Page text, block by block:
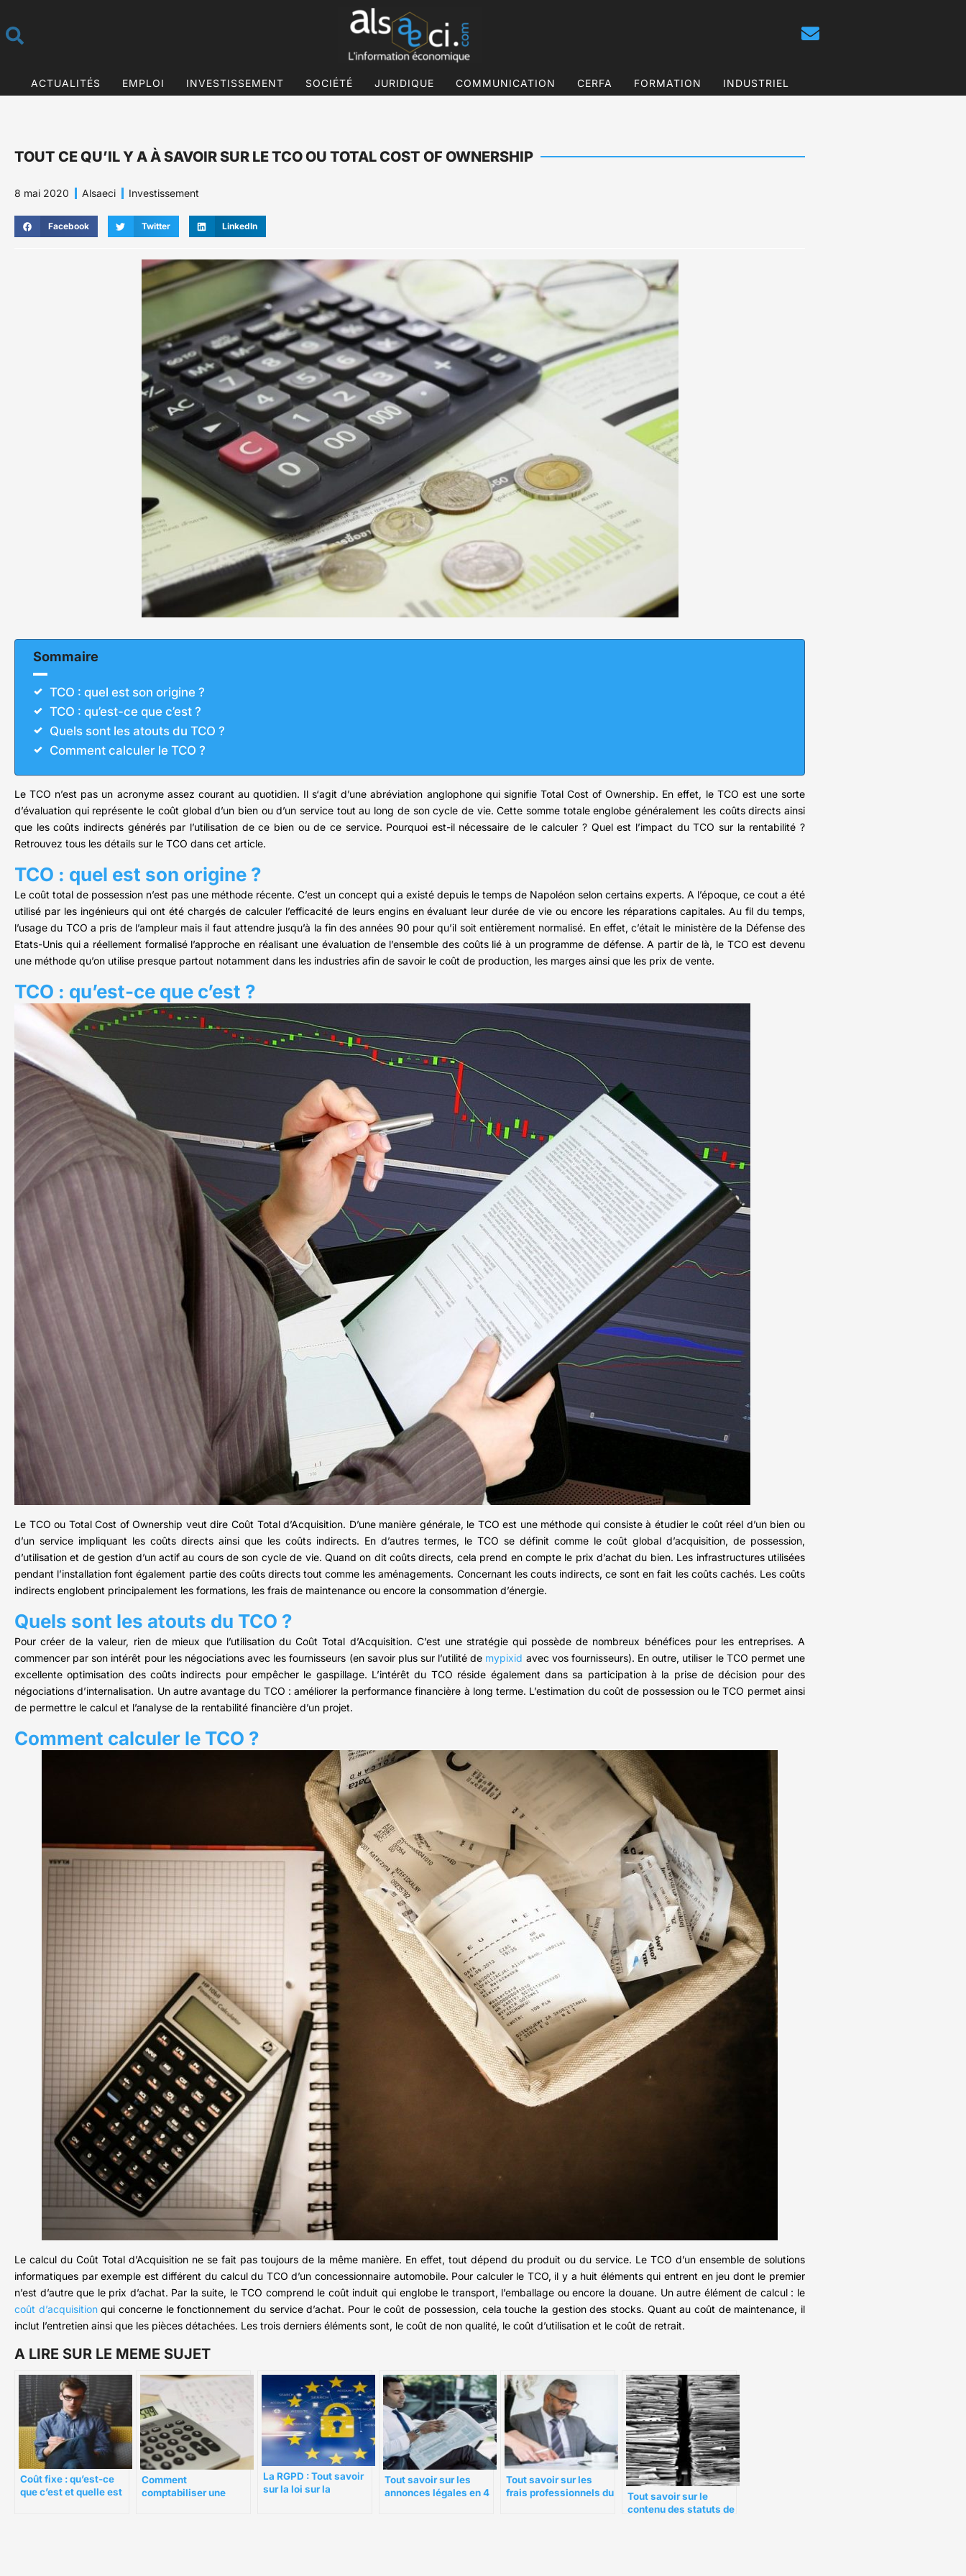
ACTUALITÉS EMPLOI INVESTISSEMENT SOCIÉTÉ JURIDIQUE COMMUNICATION CERFA FORMATION INDUSTRIEL
TOUT CE QU’IL Y A À SAVOIR SUR LE TCO OU TOTAL COST OF OWNERSHIP
8 mai 2020 Alsaeci Investissement
Facebook Twitter LinkedIn
Sommaire
TCO : quel est son origine ?
TCO : qu’est-ce que c’est ?
Quels sont les atouts du TCO ?
Comment calculer le TCO ?
Le TCO n’est pas un acronyme assez courant au quotidien. Il s‘agit d’une abréviation anglophone qui signifie Total Cost of Ownership. En effet, le TCO est une sorte
d’évaluation qui représente le coût global d’un bien ou d’un service tout au long de son cycle de vie. Cette somme totale englobe généralement les coûts directs ainsi
que les coûts indirects générés par l’utilisation de ce bien ou de ce service. Pourquoi est-il nécessaire de le calculer ? Quel est l’impact du TCO sur la rentabilité ?
Retrouvez tous les détails sur le TCO dans cet article.
TCO : quel est son origine ?
Le coût total de possession n’est pas une méthode récente. C’est un concept qui a existé depuis le temps de Napoléon selon certains experts. A l’époque, ce cout a été
utilisé par les ingénieurs qui ont été chargés de calculer l’efficacité de leurs engins en évaluant leur durée de vie ou encore les réparations capitales. Au fil du temps,
l’usage du TCO a pris de l’ampleur mais il faut attendre jusqu’à la fin des années 90 pour qu’il soit entièrement normalisé. En effet, c’était le ministère de la Défense des
Etats-Unis qui a réellement formalisé l’approche en réalisant une évaluation de l’ensemble des coûts lié à un programme de défense. A partir de là, le TCO est devenu
une méthode qu’on utilise presque partout notamment dans les industries afin de savoir le coût de production, les marges ainsi que les prix de vente.
TCO : qu’est-ce que c’est ?
Le TCO ou Total Cost of Ownership veut dire Coût Total d’Acquisition. D’une manière générale, le TCO est une méthode qui consiste à étudier le coût réel d’un bien ou
d’un service impliquant les coûts directs ainsi que les coûts indirects. En d’autres termes, le TCO se définit comme le coût global d’acquisition, de possession,
d’utilisation et de gestion d’un actif au cours de son cycle de vie. Quand on dit coûts directs, cela prend en compte le prix d’achat du bien. Les infrastructures utilisées
pendant l’installation font également partie des coûts directs tout comme les aménagements. Concernant les couts indirects, ce sont en fait les coûts cachés. Les coûts
indirects englobent principalement les formations, les frais de maintenance ou encore la consommation d’énergie.
Quels sont les atouts du TCO ?
Pour créer de la valeur, rien de mieux que l’utilisation du Coût Total d’Acquisition. C’est une stratégie qui possède de nombreux bénéfices pour les entreprises. A
commencer par son intérêt pour les négociations avec les fournisseurs (en savoir plus sur l’utilité de mypixid avec vos fournisseurs). En outre, utiliser le TCO permet une
excellente optimisation des coûts indirects pour empêcher le gaspillage. L’intérêt du TCO réside également dans sa participation à la prise de décision pour des
négociations d’internalisation. Un autre avantage du TCO : améliorer la performance financière à long terme. L’estimation du coût de possession ou le TCO permet ainsi
de permettre le calcul et l’analyse de la rentabilité financière d’un projet.
Comment calculer le TCO ?
Le calcul du Coût Total d’Acquisition ne se fait pas toujours de la même manière. En effet, tout dépend du produit ou du service. Le TCO d’un ensemble de solutions
informatiques par exemple est différent du calcul du TCO d’un concessionnaire automobile. Pour calculer le TCO, il y a huit éléments qui entrent en jeu dont le premier
n’est d’autre que le prix d’achat. Par la suite, le TCO comprend le coût induit qui englobe le transport, l’emballage ou encore la douane. Un autre élément de calcul : le
coût d’acquisitionqui concerne le fonctionnement du service d’achat. Pour le coût de possession, cela touche la gestion des stocks. Quant au coût de maintenance, il
inclut l’entretien ainsi que les pièces détachées. Les trois derniers éléments sont, le coût de non qualité, le coût d’utilisation et le coût de retrait.
A LIRE SUR LE MEME SUJET
Coût fixe : qu’est-ce
que c’est et quelle est
Comment
comptabiliser une
La RGPD : Tout savoir
sur la loi sur la
Tout savoir sur les
annonces légales en 4
Tout savoir sur les
frais professionnels du
Tout savoir sur le
contenu des statuts de